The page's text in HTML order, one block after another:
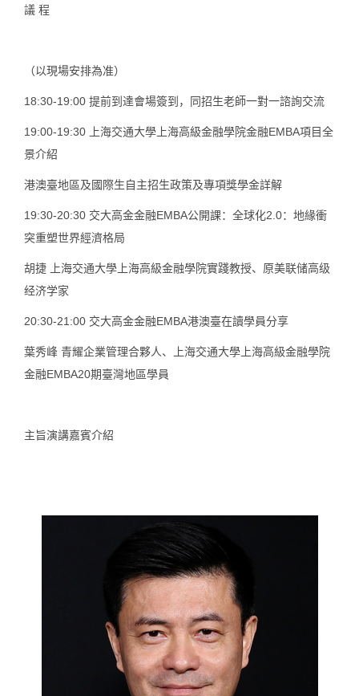
議 程
（以現場安排為准）
18:30-19:00 提前到達會場簽到，同招生老師一對一諮詢交流
19:00-19:30 上海交通大學上海高級金融學院金融EMBA項目全
景介紹
港澳臺地區及國際生自主招生政策及專項獎學金詳解
19:30-20:30 交大高金金融EMBA公開課：全球化2.0：地緣衝
突重塑世界經濟格局
胡捷 上海交通大學上海高級金融學院實踐教授、原美联储高级
经济学家
20:30-21:00 交大高金金融EMBA港澳臺在讀學員分享
葉秀峰 青耀企業管理合夥人、上海交通大學上海高級金融學院
金融EMBA20期臺灣地區學員
主旨演講嘉賓介紹